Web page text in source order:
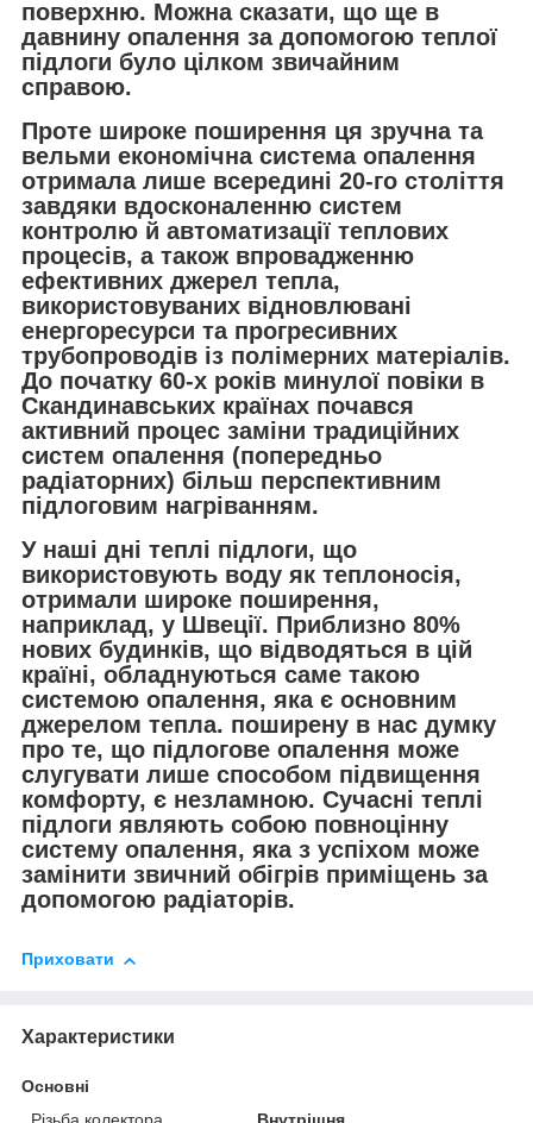
поверхню. Можна сказати, що ще в
давнину опалення за допомогою теплої
підлоги було цілком звичайним
справою.
Проте широке поширення ця зручна та
вельми економічна система опалення
отримала лише всередині 20-го століття
завдяки вдосконаленню систем
контролю й автоматизації теплових
процесів, а також впровадженню
ефективних джерел тепла,
використовуваних відновлювані
енергоресурси та прогресивних
трубопроводів із полімерних матеріалів.
До початку 60-х років минулої повіки в
Скандинавських країнах почався
активний процес заміни традиційних
систем опалення (попередньо
радіаторних) більш перспективним
підлоговим нагріванням.
У наші дні теплі підлоги, що
використовують воду як теплоносія,
отримали широке поширення,
наприклад, у Швеції. Приблизно 80%
нових будинків, що відводяться в цій
країні, обладнуються саме такою
системою опалення, яка є основним
джерелом тепла. поширену в нас думку
про те, що підлогове опалення може
слугувати лише способом підвищення
комфорту, є незламною. Сучасні теплі
підлоги являють собою повноцінну
систему опалення, яка з успіхом може
замінити звичний обігрів приміщень за
допомогою радіаторів.
Приховати
Характеристики
Основні
Різьба колектора
Внутрішня